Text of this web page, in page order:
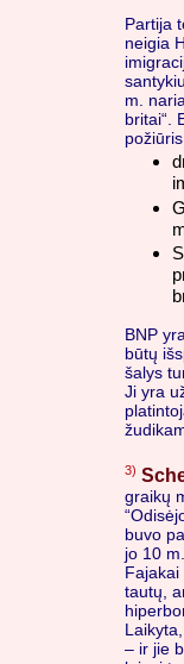
Partija
neigia
m.
britai“.
BNP
būtų
šalys
Ji yra
3)
graikų
buvo
jo 10
Fajakai
tautų,
– ir jie